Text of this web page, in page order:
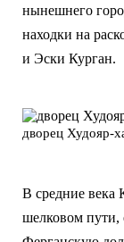
нынешнего
находки на
и Эски Курган.
дворец Худояр-
В средние
шелковом пути,